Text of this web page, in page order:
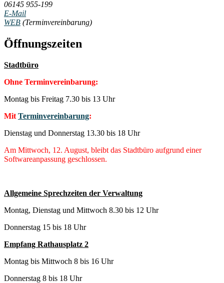
06145 955-199
E-Mail
WEB (Terminvereinbarung)
Öffnungszeiten
Stadtbüro
Ohne Terminvereinbarung:
Montag bis Freitag 7.30 bis 13 Uhr
Mit Terminvereinbarung:
Dienstag und Donnerstag 13.30 bis 18 Uhr
Am Mittwoch, 12. August, bleibt das Stadtbüro aufgrund einer
Softwareanpassung geschlossen.
Allgemeine Sprechzeiten der Verwaltung
Montag, Dienstag und Mittwoch 8.30 bis 12 Uhr
Donnerstag 15 bis 18 Uhr
Empfang Rathausplatz 2
Montag bis Mittwoch 8 bis 16 Uhr
Donnerstag 8 bis 18 Uhr